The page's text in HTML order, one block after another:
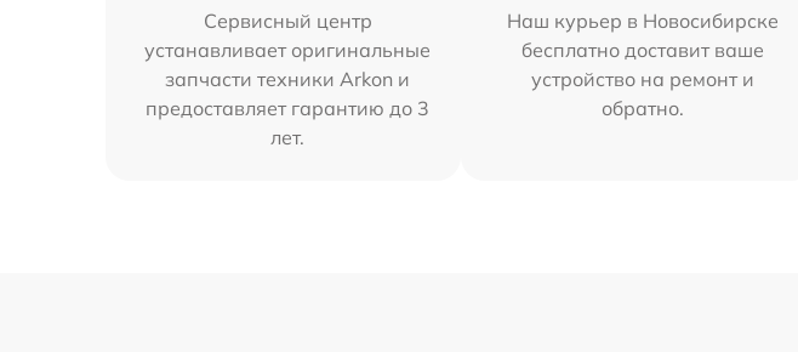
Сервисный центр
устанавливает оригинальные
запчасти техники Arkon и
предоставляет гарантию до 3
лет.
Наш курьер в Новосибирске
бесплатно доставит ваше
устройство на ремонт и
обратно.